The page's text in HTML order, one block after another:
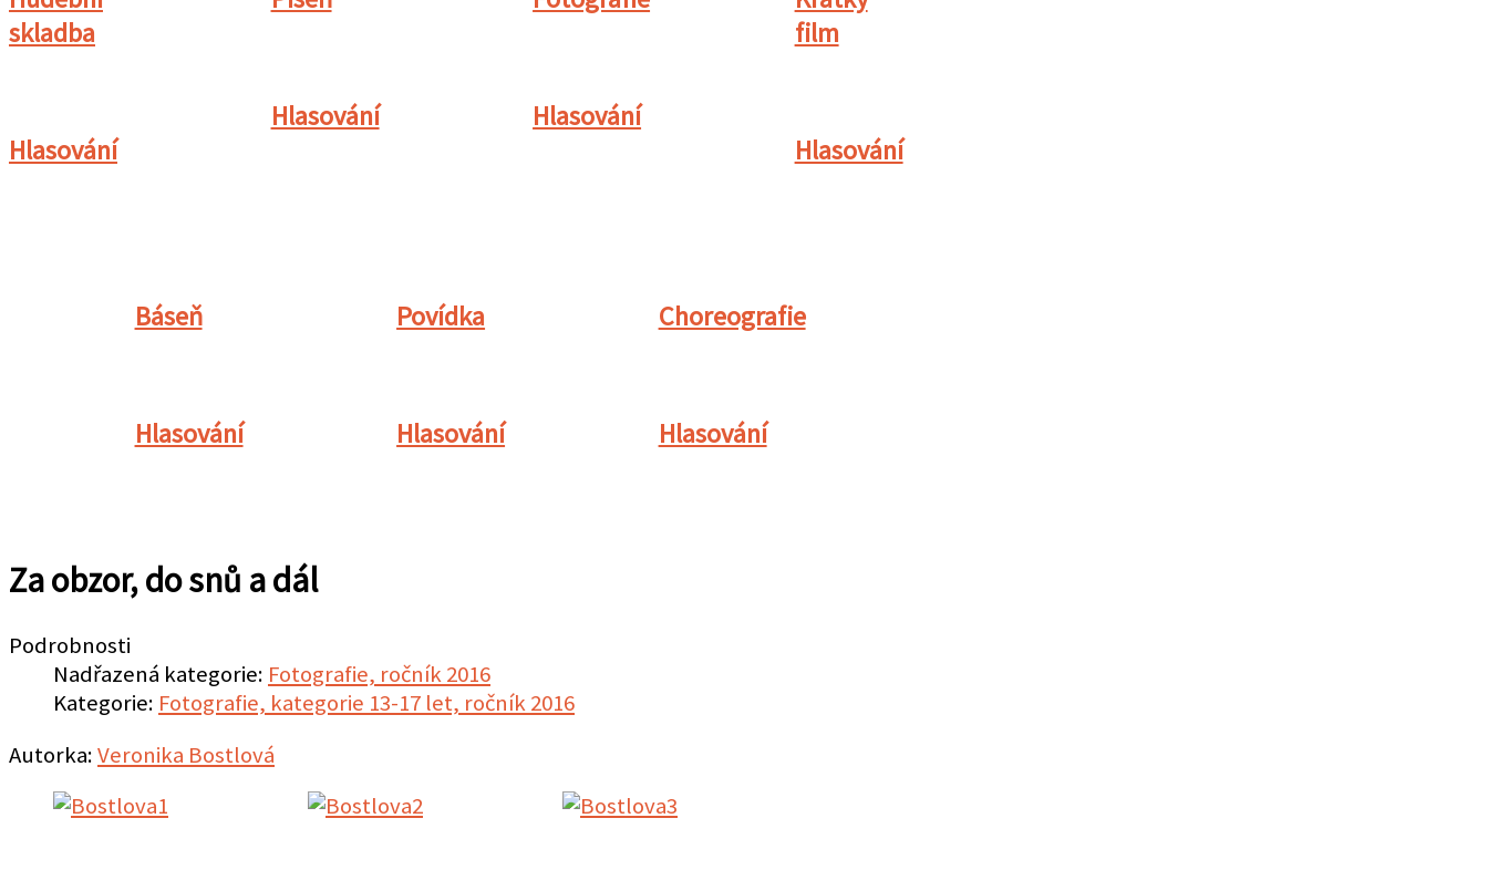
skladba
Hlasování
Hlasování Hlasování
film
Hlasování
Báseň
Hlasování
Povídka
Hlasování
Choreografie
Hlasování
Za obzor, do snů a dál
Podrobnosti
Nadřazená kategorie: Fotografie, ročník 2016
Kategorie: Fotografie, kategorie 13-17 let, ročník 2016
Autorka:Veronika Bostlová